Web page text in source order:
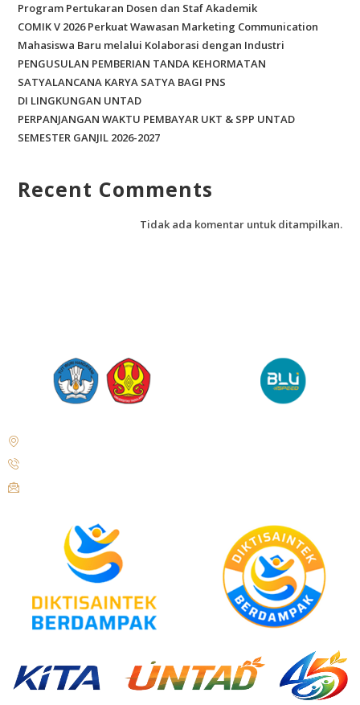
Program Pertukaran Dosen dan Staf Akademik
COMIK V 2026 Perkuat Wawasan Marketing Communication
Mahasiswa Baru melalui Kolaborasi dengan Industri
PENGUSULAN PEMBERIAN TANDA KEHORMATAN
SATYALANCANA KARYA SATYA BAGI PNS
DI LINGKUNGAN UNTAD
PERPANJANGAN WAKTU PEMBAYAR UKT & SPP UNTAD
SEMESTER GANJIL 2026-2027
Recent Comments
Tidak ada komentar untuk ditampilkan.